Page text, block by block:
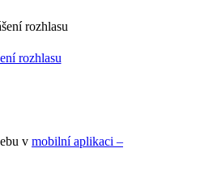
rozhlasu
v mobilní aplikaci –